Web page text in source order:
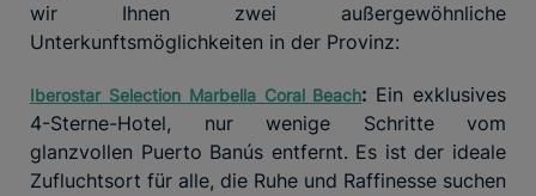
wir Ihnen zwei außergewöhnliche
Unterkunftsmöglichkeiten in der Provinz:
Iberostar Selection Marbella Coral Beach: Ein exklusives
4-Sterne-Hotel, nur wenige Schritte vom
glanzvollen Puerto Banús entfernt. Es ist der ideale
Zufluchtsort für alle, die Ruhe und Raffinesse suchen